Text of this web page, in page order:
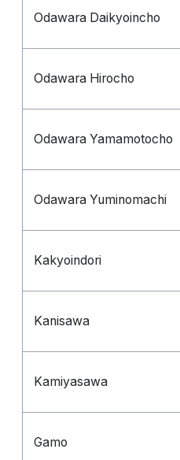
Odawara Daikyoincho
Odawara Hirocho
Odawara Yamamotocho
Odawara Yuminomachi
Kakyoindori
Kanisawa
Kamiyasawa
Gamo